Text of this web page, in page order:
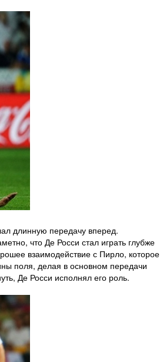
длинную передачу вперед.
что Де Росси стал играть глубже
взаимодействие с Пирло, которое
поля, делая в основном передачи
Де Росси исполнял его роль.